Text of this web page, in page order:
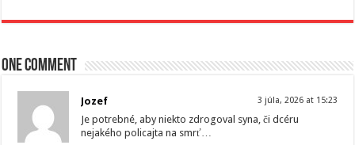
One comment
Jozef 3 júla, 2026 at 15:23
Je potrebné, aby niekto zdrogoval syna, či dcéru
nejakého policajta na smrť…